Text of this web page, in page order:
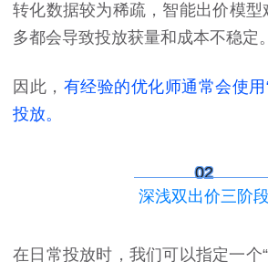
转化数据较为稀疏，智能出价模型
多都会导致投放获量和成本不稳定。
因此， 有经验的优化师通常会使用
投放。
02
深浅双出价三阶
在日常投放时，我们可以指定一个